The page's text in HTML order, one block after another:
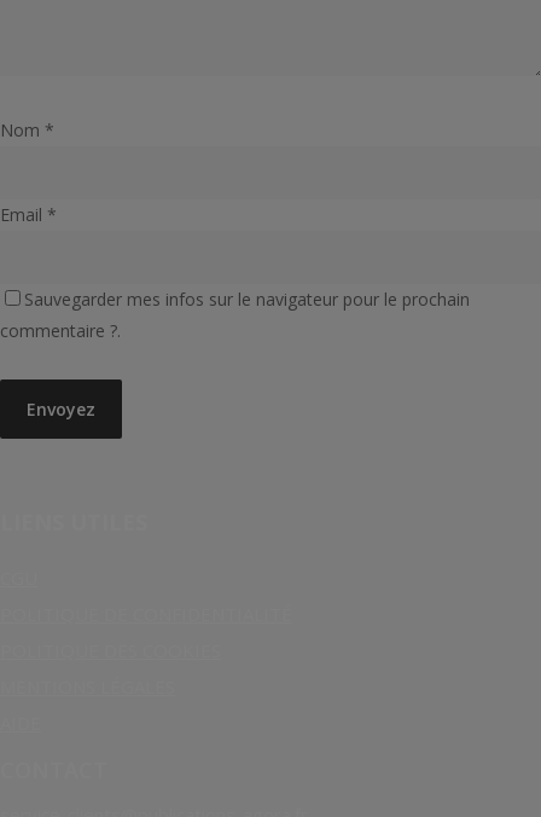
Nom *
Email *
Sauvegarder mes infos sur le navigateur pour le prochain
commentaire ?.